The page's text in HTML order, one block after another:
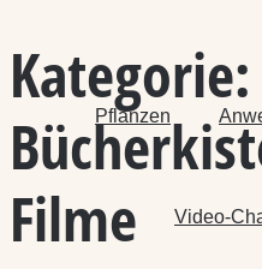
Pflanzen
Video-
Kategorie:
Filme